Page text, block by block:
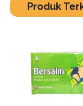
Produk